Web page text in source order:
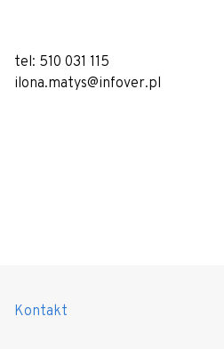
tel: 510 031 115
ilona.matys@infover.pl
Kontakt